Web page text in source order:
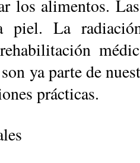
los alimentos.
piel. La
ya parte de
prácticas.